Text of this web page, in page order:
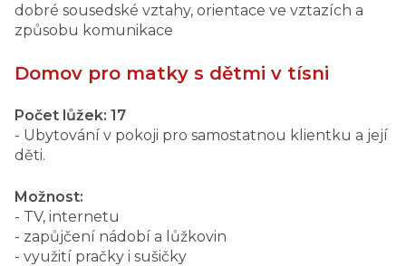
dobré sousedské vztahy, orientace ve vztazích a
způsobu komunikace
Domov pro matky s dětmi v tísni
Počet lůžek: 17
- Ubytování v pokoji pro samostatnou klientku a její
děti.
Možnost:
- TV, internetu
- zapůjčení nádobí a lůžkovin
- využití pračky i sušičky